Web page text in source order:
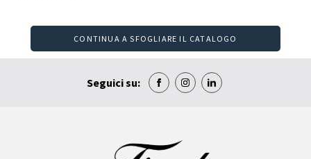
CONTINUA A SFOGLIARE IL CATALOGO
Seguici su: